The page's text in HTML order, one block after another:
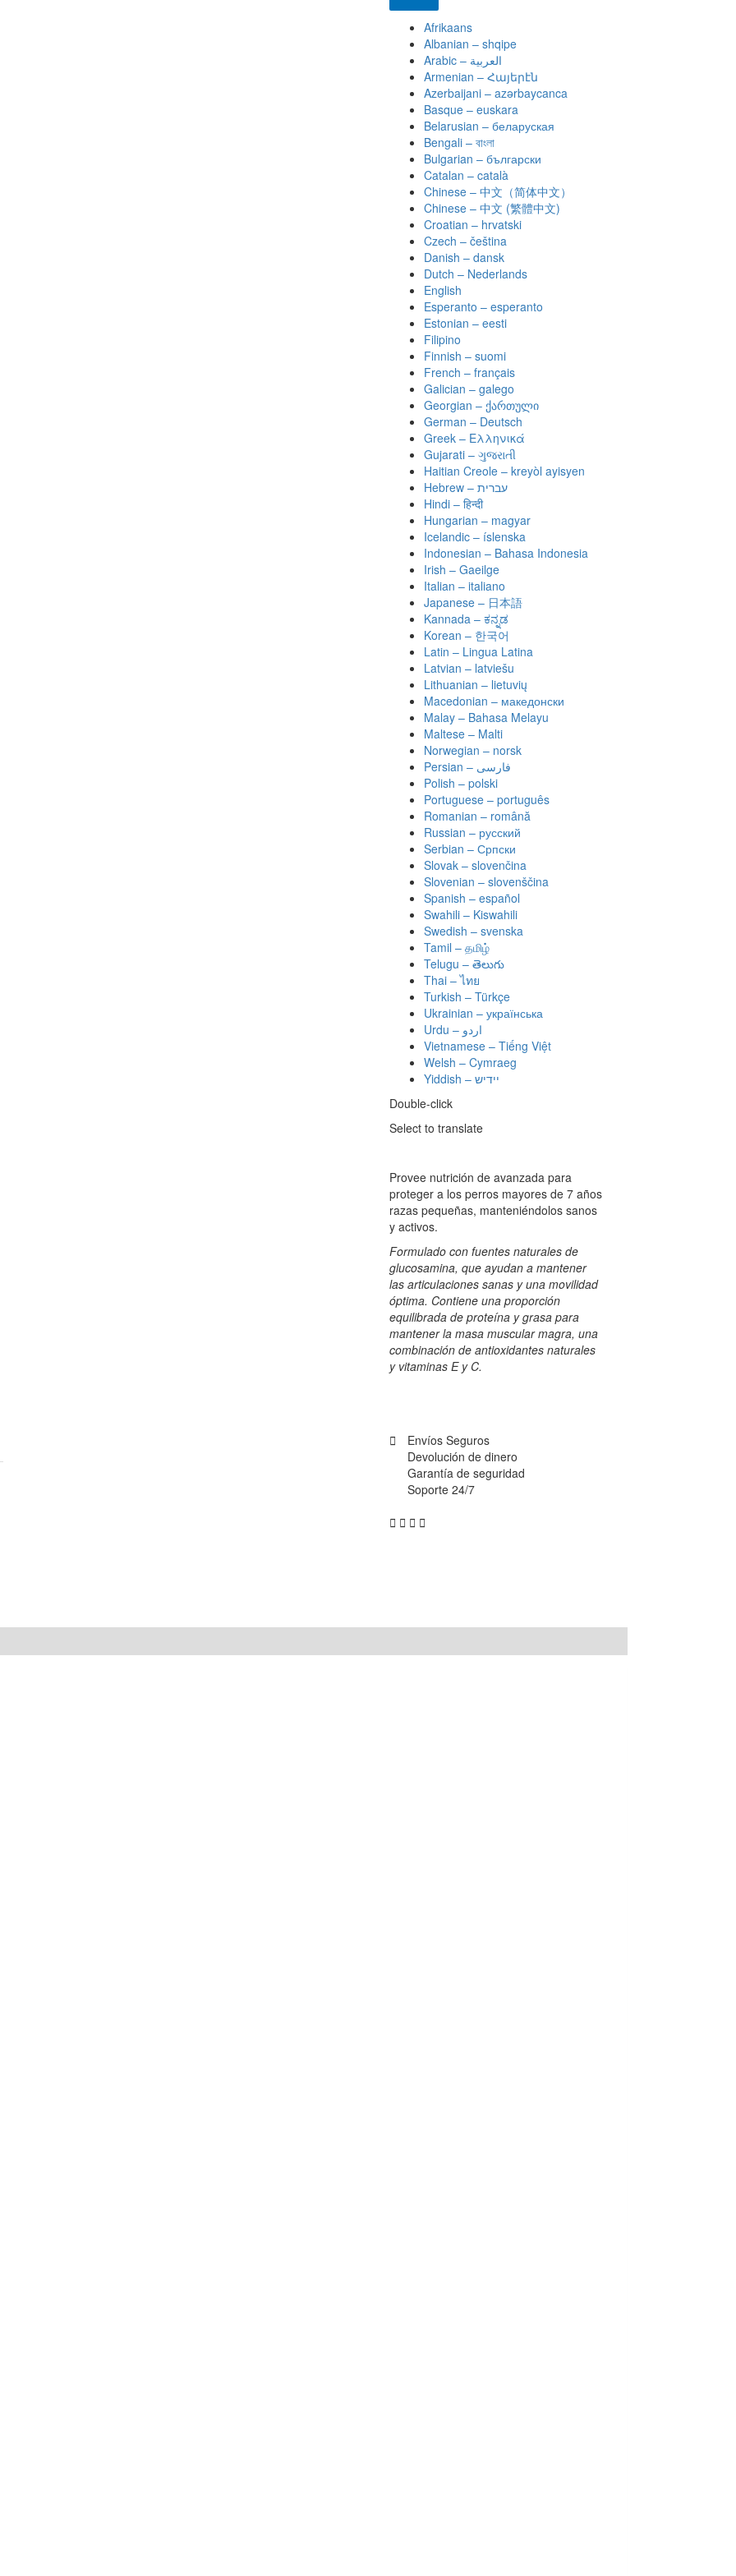
Afrikaans
Albanian – shqipe
Armenian – Հայերէն
Azerbaijani – azərbaycanca
Basque – euskara
Belarusian – беларуская
Bengali – বাংলা
Bulgarian – български
Catalan – català
Chinese – 中文（简体中文）
Chinese – 中文 (繁體中文)
Croatian – hrvatski
Czech – čeština
Danish – dansk
Dutch – Nederlands
English
Esperanto – esperanto
Estonian – eesti
Filipino
Finnish – suomi
French – français
Galician – galego
Georgian – ქართული
German – Deutsch
Greek – Ελληνικά
Gujarati – ગુજરાતી
Haitian Creole – kreyòl ayisyen
Hebrew – ‎‫עברית‬‎
Hindi – हिन्दी
Hungarian – magyar
Icelandic – íslenska
Indonesian – Bahasa Indonesia
Irish – Gaeilge
Italian – italiano
Japanese – 日本語
Kannada – ಕನ್ನಡ
Korean – 한국어
Latin – Lingua Latina
Latvian – latviešu
Lithuanian – lietuvių
Macedonian – македонски
Malay – Bahasa Melayu
Maltese – Malti
Norwegian – norsk
Polish – polski
Portuguese – português
Romanian – română
Russian – русский
Serbian – Српски
Slovak – slovenčina
Slovenian – slovenščina
Spanish – español
Swahili – Kiswahili
Swedish – svenska
Tamil – தமிழ்
Telugu – తెలుగు
Thai – ไทย
Turkish – Türkçe
Ukrainian – українська
Vietnamese – Tiếng Việt
Welsh – Cymraeg
Yiddish – יידיש
Double-click
Select to translate
Provee nutrición de avanzada para
proteger a los perros mayores de 7 años
razas pequeñas, manteniéndolos sanos
y activos.
Formulado con fuentes naturales de
glucosamina, que ayudan a mantener
las articulaciones sanas y una movilidad
óptima. Contiene una proporción
equilibrada de proteína y grasa para
mantener la masa muscular magra, una
combinación de antioxidantes naturales
y vitaminas E y C.
Envíos Seguros
Devolución de dinero
Garantía de seguridad
Soporte 24/7